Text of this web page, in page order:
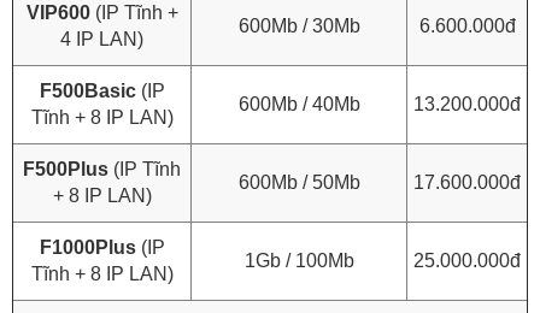
VIP600(IP Tĩnh +
4 IP LAN)
600Mb / 30Mb 6.600.000đ
F500Basic(IP
Tĩnh + 8 IP LAN)
600Mb / 40Mb 13.200.000đ
F500Plus (IP Tĩnh
+ 8 IP LAN)
600Mb / 50Mb 17.600.000đ
F1000Plus(IP
Tĩnh + 8 IP LAN)
1Gb / 100Mb 25.000.000đ